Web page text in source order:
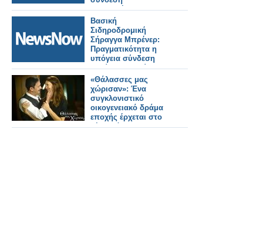
Βουδαπέστης–
Βελιγραδίου.
Βασική
Σιδηροδρομική
Σήραγγα Μπρένερ:
Πραγματικότητα η
υπόγεια σύνδεση
Ιταλίας–Αυστρίας.
«Θάλασσες μας
χώρισαν»: Ένα
συγκλονιστικό
οικογενειακό δράμα
εποχής έρχεται στο
νέο πρόγραμμα της